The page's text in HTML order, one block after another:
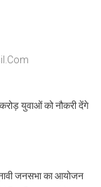
युवाओं को नौकरी देंगे
जनसभा का आयोजन